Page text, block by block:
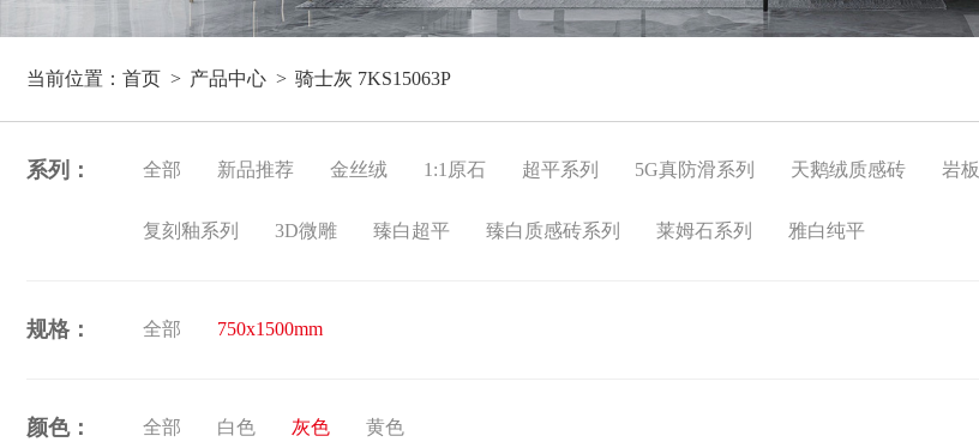
当前位置： 首页 产品中心 骑士灰 7KS15063P
系列： 全部 新品推荐 金丝绒 1:1原石 超平系列 5G真防滑系列 天鹅绒质感砖 岩板
复刻釉系列 3D微雕 臻白超平 臻白质感砖系列 莱姆石系列 雅白纯平
规格： 全部 750x1500mm
颜色： 全部 白色 灰色 黄色